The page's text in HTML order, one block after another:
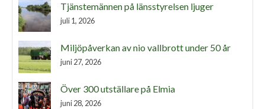
Tjänstemännen på länsstyrelsen ljuger
juli 1, 2026
Miljöpåverkan av nio vallbrott under 50 år
juni 27, 2026
Över 300 utställare på Elmia
juni 28, 2026